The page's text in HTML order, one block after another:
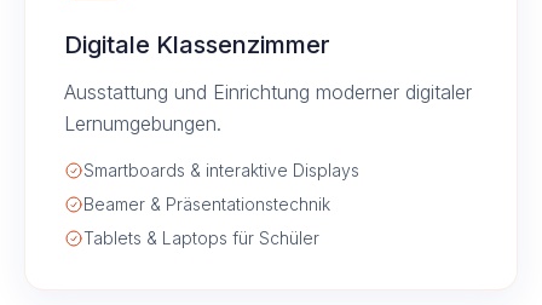
Digitale Klassenzimmer
Ausstattung und Einrichtung moderner digitaler
Lernumgebungen.
Smartboards & interaktive Displays
Beamer & Präsentationstechnik
Tablets & Laptops für Schüler